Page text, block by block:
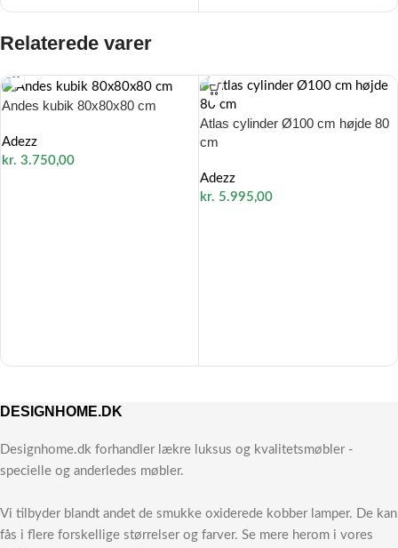
Relaterede varer
Andes kubik 80x80x80 cm
Adezz
kr. 3.750,00
Atlas cylinder Ø100 cm højde 80
cm
Adezz
kr. 5.995,00
DESIGNHOME.DK
Designhome.dk forhandler lækre luksus og kvalitetsmøbler -
specielle og anderledes møbler.
Vi tilbyder blandt andet de smukke oxiderede kobber lamper. De kan
fås i flere forskellige størrelser og farver. Se mere herom i vores